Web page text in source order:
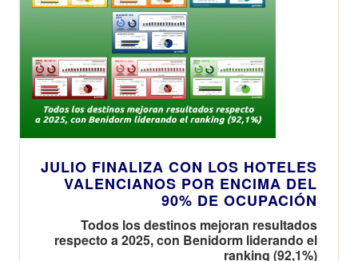
JULIO FINALIZA CON LOS HOTELES
VALENCIANOS POR ENCIMA DEL
90% DE OCUPACIÓN
Todos los destinos mejoran resultados
respecto a 2025, con Benidorm liderando el
ranking (92,1%)